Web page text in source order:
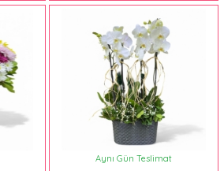
Aynı Gün Teslimat